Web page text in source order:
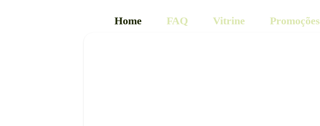
Home FAQ Vitrine Promoções